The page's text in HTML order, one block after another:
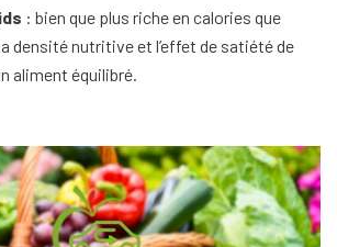
: bien que plus riche en calories que
densité nutritive et l’effet de satiété de
aliment équilibré.